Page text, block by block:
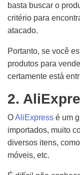
basta buscar o
critério para
atacado.
Portanto, se você
produtos para
certamente está
2.
OAliExpress é um
importados, muito
diversos itens,
móveis, etc.